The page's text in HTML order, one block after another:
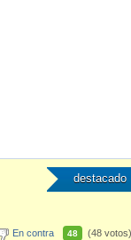
destacado
En contra 48 (48 votos)